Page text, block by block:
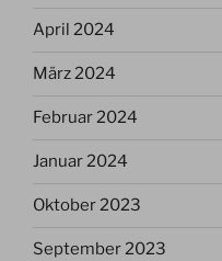
April 2024
März 2024
Februar 2024
Januar 2024
Oktober 2023
September 2023